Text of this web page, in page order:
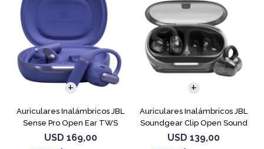
Auriculares Inalámbricos JBL
Sense Pro Open Ear TWS
Azul
USD 169,00
Auriculares Inalámbricos JBL
Soundgear Clip Open Sound
Negro
USD 139,00